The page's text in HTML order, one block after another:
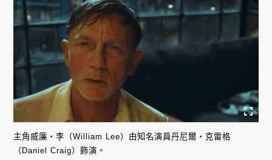
主角威廉・李（William Lee）由知名演員丹尼爾・克雷格
（Daniel Craig）飾演。